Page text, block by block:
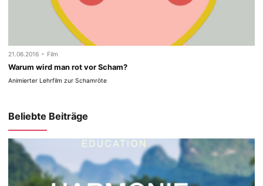
21.06.2016 - Film
Warum wird man rot vor Scham?
Animierter Lehrfilm zur Schamröte
Beliebte Beiträge